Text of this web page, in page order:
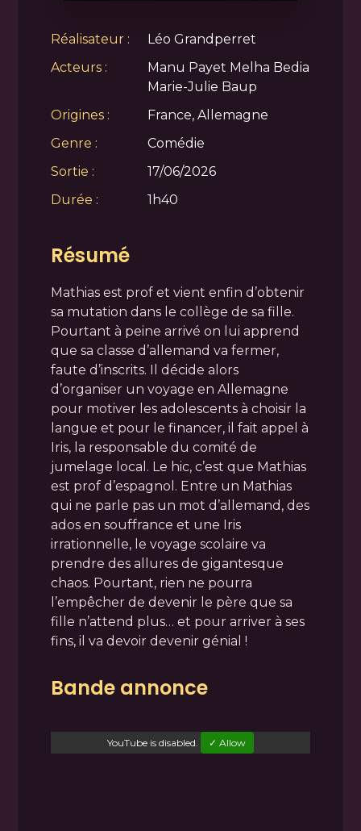
Réalisateur :
Léo Grandperret
Acteurs :
Manu Payet Melha Bedia
Marie-Julie Baup
Origines :
France, Allemagne
Genre :
Comédie
Sortie :
17/06/2026
Durée :
1h40
Résumé
Mathias est prof et vient enfin d’obtenir
sa mutation dans le collège de sa fille.
Pourtant à peine arrivé on lui apprend
que sa classe d’allemand va fermer,
faute d’inscrits. Il décide alors
d’organiser un voyage en Allemagne
pour motiver les adolescents à choisir la
langue et pour le financer, il fait appel à
Iris, la responsable du comité de
jumelage local. Le hic, c’est que Mathias
est prof d’espagnol. Entre un Mathias
qui ne parle pas un mot d’allemand, des
ados en souffrance et une Iris
irrationnelle, le voyage scolaire va
prendre des allures de gigantesque
chaos. Pourtant, rien ne pourra
l’empêcher de devenir le père que sa
fille n’attend plus… et pour arriver à ses
fins, il va devoir devenir génial !
Bande annonce
YouTube is disabled. ✓ Allow